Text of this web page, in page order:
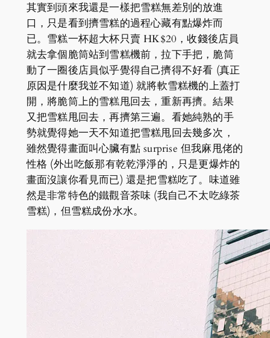
其實到頭來我還是一樣把雪糕無差別的放進
口，只是看到擠雪糕的過程心藏有點爆炸而
已。雪糕一杯超大杯只賣 HK$20，收錢後店員
就去拿個脆筒站到雪糕機前，拉下手把，脆筒
動了一圈後店員似乎覺得自己擠得不好看 (真正
原因是什麼我並不知道) 就將軟雪糕機的上蓋打
開，將脆筒上的雪糕甩回去，重新再擠。結果
又把雪糕甩回去，再擠第三遍。看她純熟的手
勢就覺得她一天不知道把雪糕甩回去幾多次，
雖然覺得畫面叫心臟有點 surprise 但我麻甩佬的
性格 (外出吃飯那有乾乾淨淨的，只是更爆炸的
畫面沒讓你看見而已) 還是把雪糕吃了。味道雖
然是非常特色的鐵觀音茶味 (我自己不太吃綠茶
雪糕)，但雪糕成份水水。